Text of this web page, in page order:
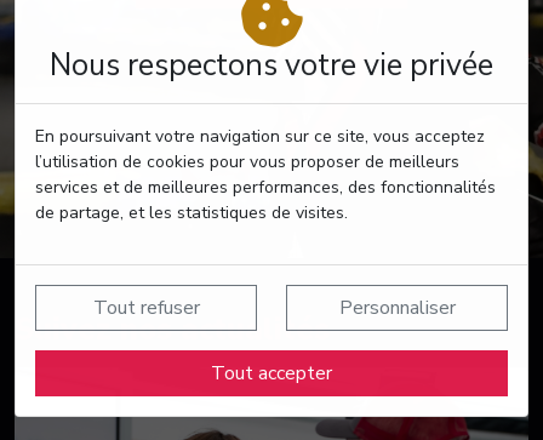
Nous respectons votre vie privée
En poursuivant votre navigation sur ce site, vous acceptez
l’utilisation de cookies pour vous proposer de meilleurs
services et de meilleures performances, des fonctionnalités
de partage, et les statistiques de visites.
Tout refuser Personnaliser
Tout accepter
Suivez nos actualités